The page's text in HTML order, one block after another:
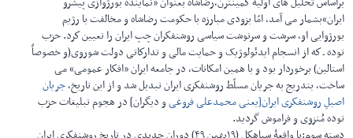
ایران»بشمار می آمد، امّا بزودی مبارزه با حكومت رضاشاه و مخالفت با رژیم
بورژوایی او، سرشت و سرنوشت سیاسی روشنفكران چپ ایران را تعیین كرد. حزب
توده ـ كه از انسجام ایدئولوژیک و حمایت مالی و تداركاتی دولت شوروی(و خصوصاً
استالین) برخوردار بود و با همین امكانات، در جامعه ایران «افكار عمومی» می
ساخت، بتدریج به جریان مسلّط روشنفكری ایران تبدیل شد و از این تاریخ،جریان
اصیلِ روشنفكری ایران[یعنیمحمدعلی فروغیو دیگران] در هجوم تبلیغات حزب
توده مُنزوی و فراموش گردید.